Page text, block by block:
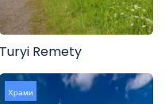
Turyi Remety
Храми